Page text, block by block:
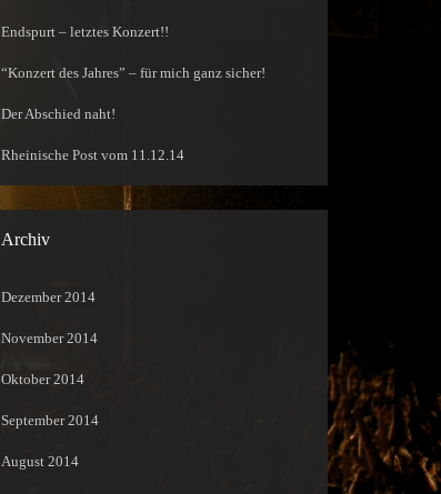
Endspurt – letztes Konzert!!
“Konzert des Jahres” – für mich ganz sicher!
Der Abschied naht!
Rheinische Post vom 11.12.14
Archiv
Dezember 2014
November 2014
Oktober 2014
September 2014
August 2014